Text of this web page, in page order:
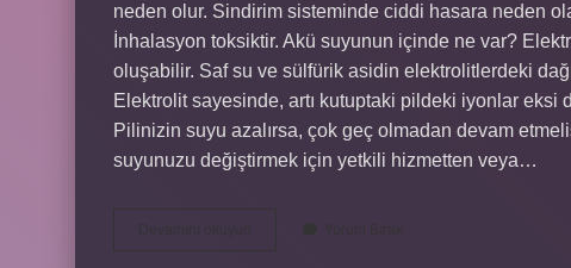
neden olur. Sindirim sisteminde ciddi hasara neden
İnhalasyon toksiktir. Akü suyunun içinde ne var?
oluşabilir. Saf su ve sülfürik asidin elektrolitlerdeki
Elektrolit sayesinde, artı kutuptaki pildeki iyonlar eksi
Pilinizin suyu azalırsa, çok geç olmadan devam
suyunuzu değiştirmek için yetkili hizmetten veya…